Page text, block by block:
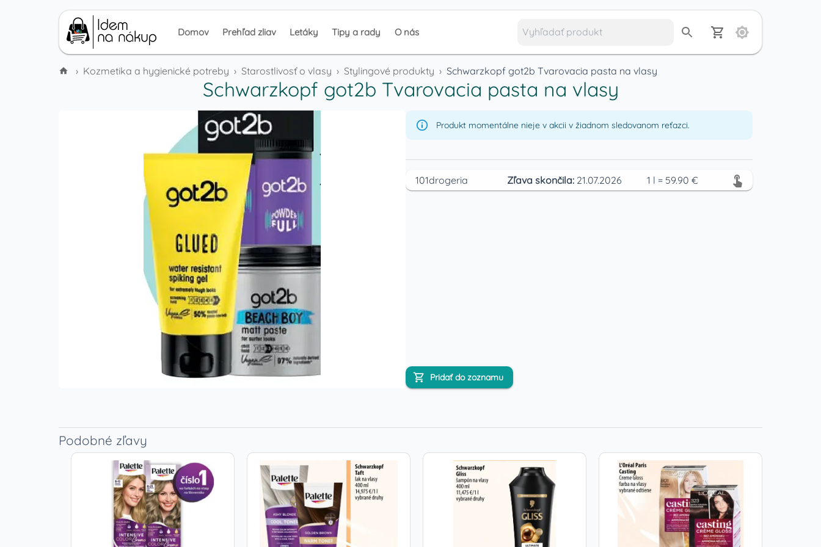
Domov Prehľad zliav Letáky Tipy a rady O nás
› Kozmetika a hygienické potreby › Starostlivosť o vlasy › Stylingové produkty › Schwarzkopf got2b Tvarovacia pasta na vlasy
Schwarzkopf got2b Tvarovacia pasta na vlasy
Produkt momentálne nieje v akcii v žiadnom sledovanom reťazci.
101drogeria Zľava skončila: 21.07.2026 1 l = 59.90 €
Pridať do zoznamu
Podobné zľavy